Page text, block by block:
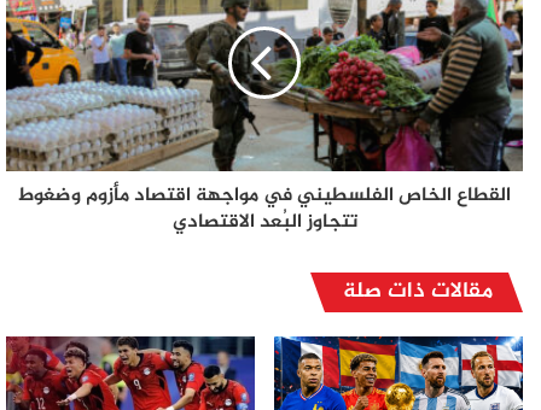
القطاع الخاص الفلسطيني في مواجهة اقتصاد مأزوم وضغوط
تتجاوز البُعد الاقتصادي
مقالات ذات صلة